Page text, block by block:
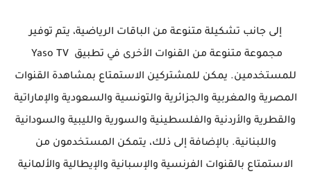
إلى جانب تشكيلة متنوعة من الباقات الرياضية، يتم توفير
للمستخدمين. يمكن للمشتركين الاستمتاع بمشاهدة القنوات
المصرية والمغربية والجزائرية والتونسية والسعودية والإماراتية
والقطرية والأردنية والفلسطينية والسورية والليبية والسودانية
واللبنانية. بالإضافة إلى ذلك، يتمكن المستخدمون من
الاستمتاع بالقنوات الفرنسية والإسبانية والإيطالية والألمانية